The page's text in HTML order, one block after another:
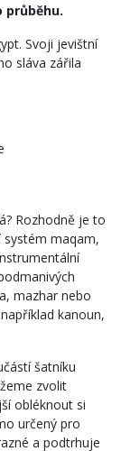
průběhu.
Svoji jevištní
sláva zářila
Rozhodně je to
maqam,
mazhar nebo
kanoun,
šatníku
zvolit
obléknout si
určený pro
a podtrhuje